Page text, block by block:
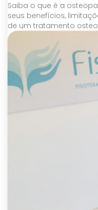
Saiba o que é a
seus benefícios,
de um tratamento